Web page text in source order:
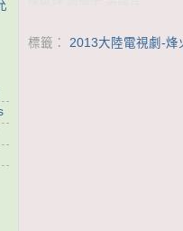
標籤： 2013大陸電視劇-烽